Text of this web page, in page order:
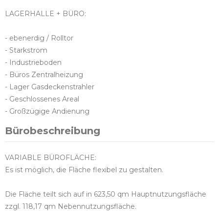
LAGERHALLE + BÜRO:
- ebenerdig / Rolltor
- Starkstrom
- Industrieboden
- Büros Zentralheizung
- Lager Gasdeckenstrahler
- Geschlossenes Areal
- Großzügige Andienung
Bürobeschreibung
VARIABLE BÜROFLÄCHE:
Es ist möglich, die Fläche flexibel zu gestalten.
Die Fläche teilt sich auf in 623,50 qm Hauptnutzungsfläche
zzgl. 118,17 qm Nebennutzungsfläche.